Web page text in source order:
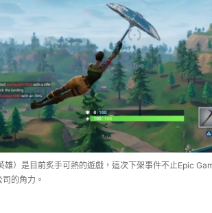
雄）是目前炙手可熱的遊戲，這次下架事件不止Epic
的角力。